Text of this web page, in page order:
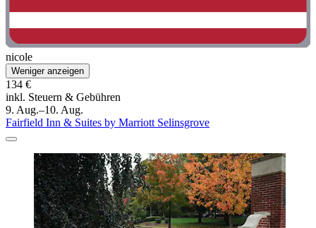
nicole
Weniger anzeigen
134 €
inkl. Steuern & Gebühren
9. Aug.–10. Aug.
Fairfield Inn & Suites by Marriott Selinsgrove